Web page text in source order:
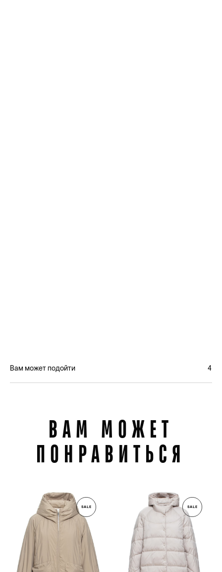
Вам может подойти 4
ВАМ МОЖЕТ
ПОНРАВИТЬСЯ
SALE SALE